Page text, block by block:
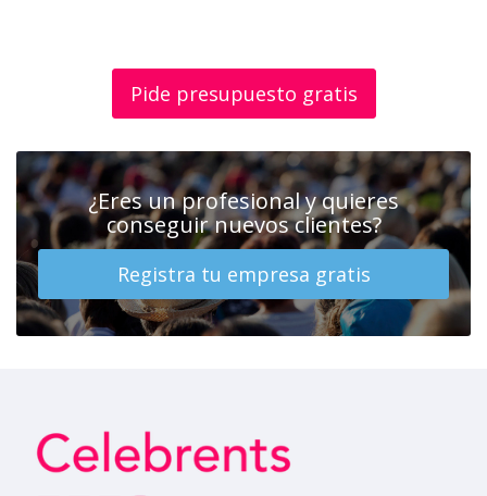
Pide presupuesto gratis
¿Eres un profesional y quieres
conseguir nuevos clientes?
Registra tu empresa gratis